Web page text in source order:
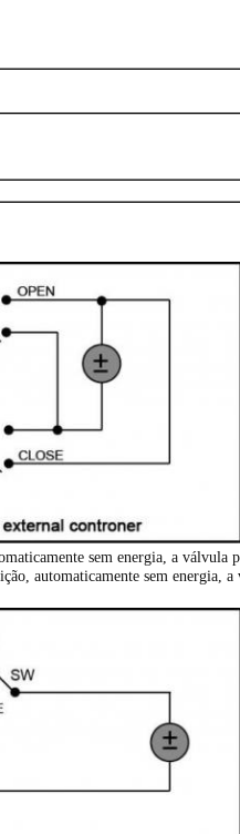
sem energia, a válvula
automaticamente sem energia, a